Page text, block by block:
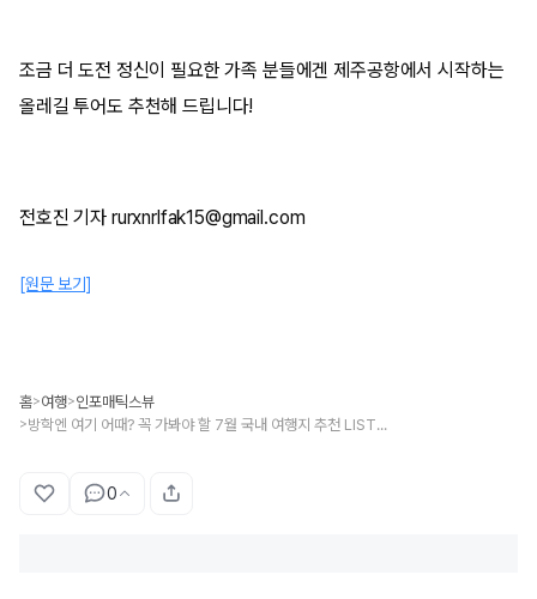
조금 더 도전 정신이 필요한 가족 분들에겐 제주공항에서 시작하는
올레길 투어도 추천해 드립니다!
전호진 기자 rurxnrlfak15@gmail.com
[원문 보기]
홈>여행>인포매틱스뷰
> 방학엔 여기 어때? 꼭 가봐야 할 7월 국내 여행지 추천 LIST 6
0